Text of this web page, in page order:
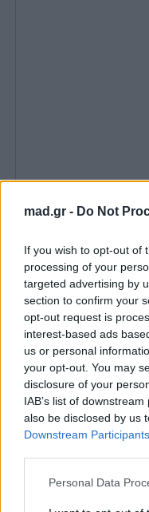
mad.gr - Do Not
If you wish to opt-out of
processing of your
targeted advertising by
section to confirm your
opt-out request is
interest-based ads
us or personal
your opt-out. You may
disclosure of your
IAB’s list of
also be disclosed by us
Downstream Participants
Personal Data
Η εμφάνιση
φορεμένο μάλιστα
bleached brows
μαλλιά της. Με
ακόμη μία φορά ότι
Gala εμφάνιση σε